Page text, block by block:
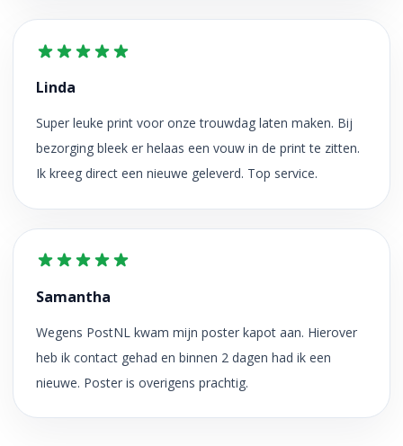
Linda
Super leuke print voor onze trouwdag laten maken. Bij
bezorging bleek er helaas een vouw in de print te zitten.
Ik kreeg direct een nieuwe geleverd. Top service.
Samantha
Wegens PostNL kwam mijn poster kapot aan. Hierover
heb ik contact gehad en binnen 2 dagen had ik een
nieuwe. Poster is overigens prachtig.